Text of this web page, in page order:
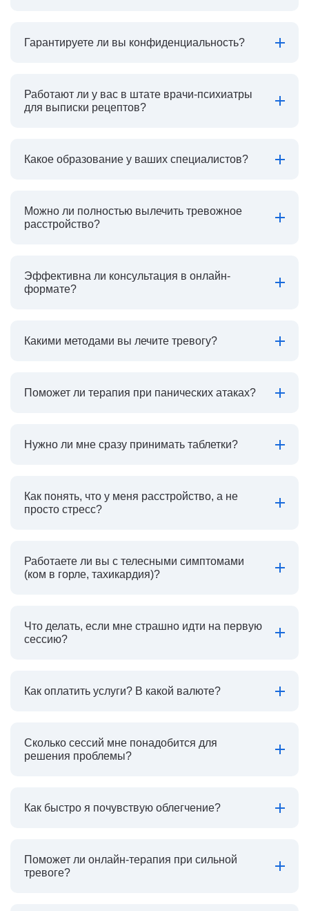
Гарантируете ли вы конфиденциальность?
Работают ли у вас в штате врачи-психиатры
для выписки рецептов?
Какое образование у ваших специалистов?
Можно ли полностью вылечить тревожное
расстройство?
Эффективна ли консультация в онлайн-
формате?
Какими методами вы лечите тревогу?
Поможет ли терапия при панических атаках?
Нужно ли мне сразу принимать таблетки?
Как понять, что у меня расстройство, а не
просто стресс?
Работаете ли вы с телесными симптомами
(ком в горле, тахикардия)?
Что делать, если мне страшно идти на первую
сессию?
Как оплатить услуги? В какой валюте?
Сколько сессий мне понадобится для
решения проблемы?
Как быстро я почувствую облегчение?
Поможет ли онлайн-терапия при сильной
тревоге?